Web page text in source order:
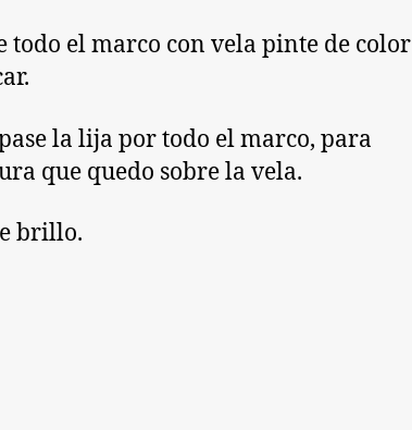
todo el marco con vela pinte de color
la lija por todo el marco, para
que quedo sobre la vela.
brillo.